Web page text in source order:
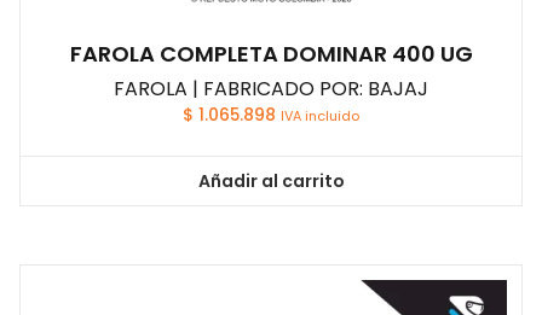
FAROLA COMPLETA DOMINAR 400 UG
FAROLA | FABRICADO POR: BAJAJ
$ 1.065.898 IVA incluido
Añadir al carrito